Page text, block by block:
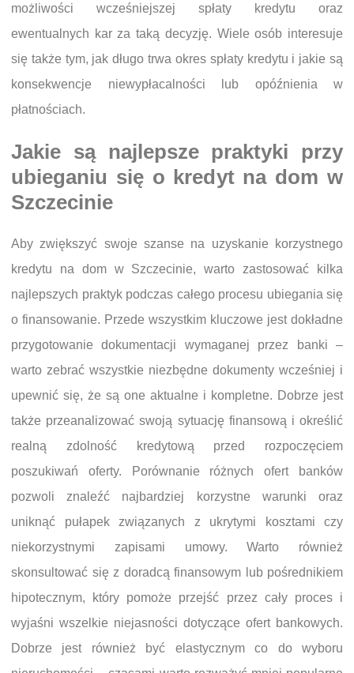
możliwości wcześniejszej spłaty kredytu oraz
ewentualnych kar za taką decyzję. Wiele osób interesuje
się także tym, jak długo trwa okres spłaty kredytu i jakie są
konsekwencje niewypłacalności lub opóźnienia w
płatnościach.
Jakie są najlepsze praktyki przy
ubieganiu się o kredyt na dom w
Szczecinie
Aby zwiększyć swoje szanse na uzyskanie korzystnego
kredytu na dom w Szczecinie, warto zastosować kilka
najlepszych praktyk podczas całego procesu ubiegania się
o finansowanie. Przede wszystkim kluczowe jest dokładne
przygotowanie dokumentacji wymaganej przez banki –
warto zebrać wszystkie niezbędne dokumenty wcześniej i
upewnić się, że są one aktualne i kompletne. Dobrze jest
także przeanalizować swoją sytuację finansową i określić
realną zdolność kredytową przed rozpoczęciem
poszukiwań oferty. Porównanie różnych ofert banków
pozwoli znaleźć najbardziej korzystne warunki oraz
uniknąć pułapek związanych z ukrytymi kosztami czy
niekorzystnymi zapisami umowy. Warto również
skonsultować się z doradcą finansowym lub pośrednikiem
hipotecznym, który pomoże przejść przez cały proces i
wyjaśni wszelkie niejasności dotyczące ofert bankowych.
Dobrze jest również być elastycznym co do wyboru